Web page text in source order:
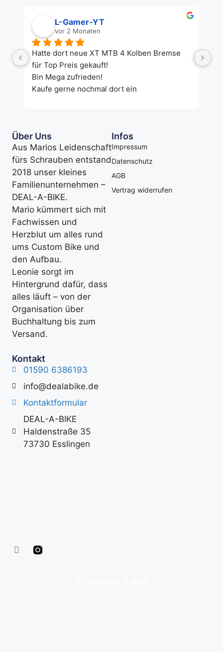
L-Gamer-YT
vor 2 Monaten
Hatte dort neue XT MTB 4 Kolben Bremse
für Top Preis gekauft!
Bin Mega zufrieden!
Kaufe gerne nochmal dort ein
Über Uns
Aus Marios Leidenschaft
fürs Schrauben entstand
2018 unser kleines
Familienunternehmen –
DEAL-A-BIKE.
Mario kümmert sich mit
Fachwissen und
Herzblut um alles rund
ums Custom Bike und
den Aufbau.
Leonie sorgt im
Hintergrund dafür, dass
alles läuft – von der
Organisation über
Buchhaltung bis zum
Versand.
Infos
Impressum
Datenschutz
AGB
Vertrag widerrufen
Kontakt
01590 6386193
info@dealabike.de
Kontaktformular
DEAL-A-BIKE
Haldenstraße 35
73730 Esslingen